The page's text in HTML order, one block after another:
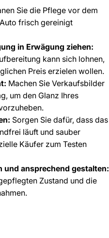
Sie die Pflege vor dem
frisch gereinigt
in Erwägung ziehen:
kann sich lohnen,
Preis erzielen wollen.
Machen Sie Verkaufsbilder
um den Glanz Ihres
Sorgen Sie dafür, dass das
läuft und sauber
Käufer zum Testen
und ansprechend gestalten:
Zustand und die